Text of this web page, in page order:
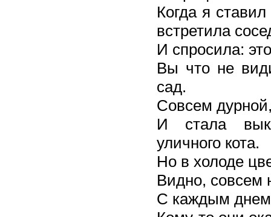
Когда я
встретила
И спросила:
Вы что не
сад.
Совсем
И стала
уличного кота.
Но в холоде
Видно, совсем
С каждым днем